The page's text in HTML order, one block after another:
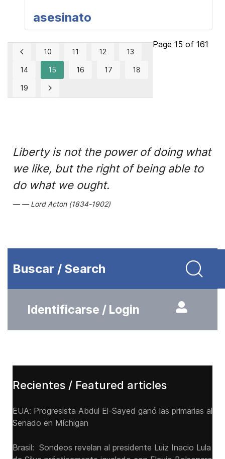
asesinato
Page 15 of 161
10 11 12 13
14 15 16 17 18
19
Liberty is not the power of doing what
we like, but the right of being able to
do what we ought.
Lord Acton (1834-1902)
Buscar / Search
Identificarse / Login
Recientes / Featured articles
EUA: Progresista Abdul El-Sayed ganó las primarias al
Senado ‌en Míchigan
Brasil: Sondeos revelan al presidente Luiz Inacio Lula